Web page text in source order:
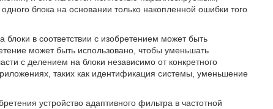
блока на основании только накопленной ошибки того
блоки в соответствии с изобретением может быть
может быть использовано, чтобы уменьшать
с делением на блоки независимо от конкретного
таких как идентификация системы, уменьшение
устройство адаптивного фильтра в частотной